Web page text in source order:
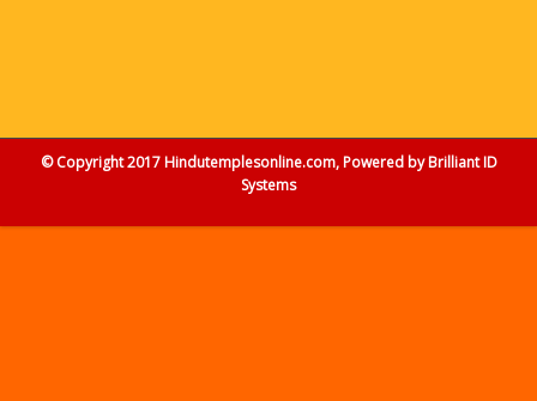
© Copyright 2017 Hindutemplesonline.com, Powered byBrilliant ID
Systems